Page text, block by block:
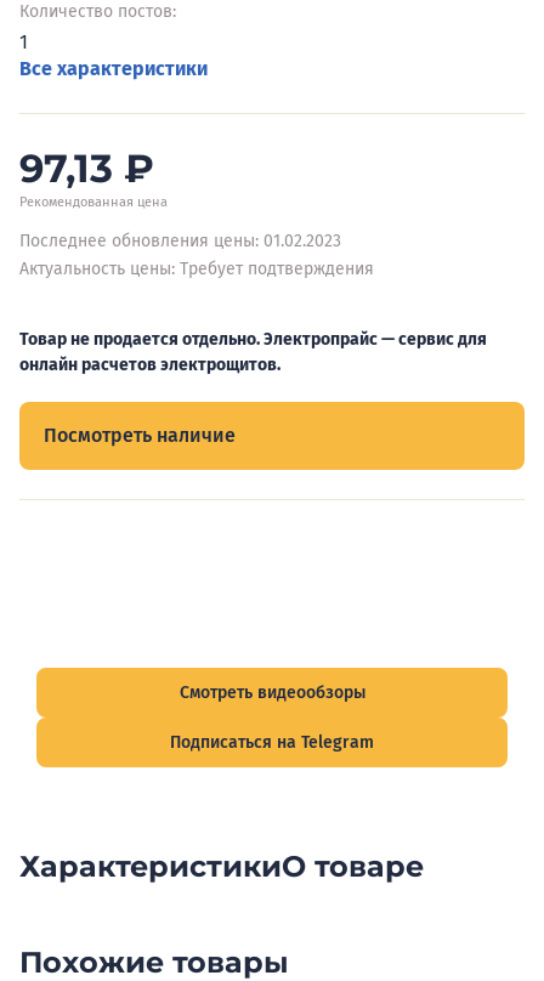
Количество постов:
1
Все характеристики
97,13 ₽
Рекомендованная цена
Последнее обновления цены: 01.02.2023
Актуальность цены: Требует подтверждения
Товар не продается отдельно. Электропрайс — сервис для
онлайн расчетов электрощитов.
Посмотреть наличие
Смотреть видеообзоры
Подписаться на Telegram
ХарактеристикиО товаре
Похожие товары